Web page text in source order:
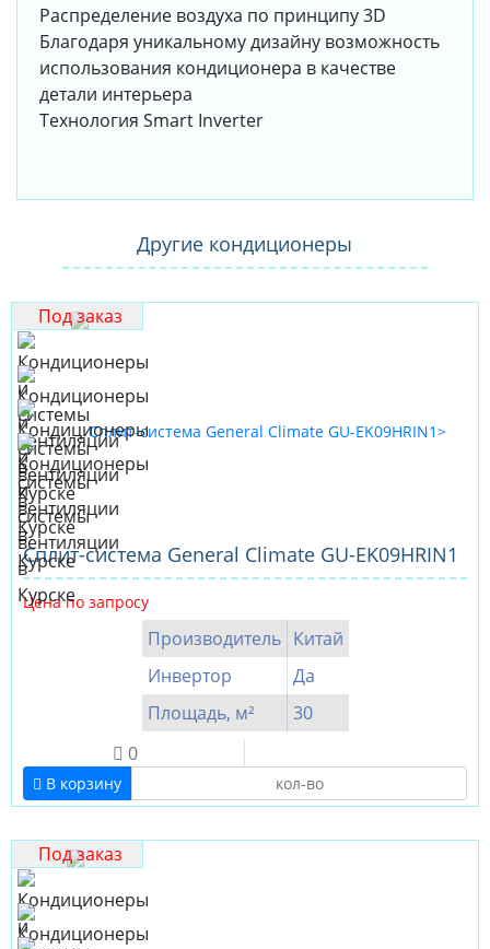
Распределение воздуха по принципу 3D
Благодаря уникальному дизайну возможность
использования кондиционера в качестве
детали интерьера
Технология Smart Inverter
Другие кондиционеры
Под заказ
Сплит-система General Climate GU-EK09HRIN1
Цена по запросу
Производитель Китай
Инвертор
Да
Площадь, м²
30
0
В корзину
Под заказ